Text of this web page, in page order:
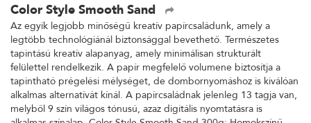
Color Style Smooth Sand
Az egyik legjobb minőségű kreatív papírcsaládunk, amely a
legtöbb technológiánál biztonsággal bevethető. Természetes
tapintású kreatív alapanyag, amely minimálisan strukturált
felülettel rendelkezik. A papír megfelelő volumene biztosítja a
tapintható prégelési mélységet, de dombornyomáshoz is kiválóan
alkalmas alternatívát kínál. A papírcsaládnak jelenleg 13 tagja van,
melyből 9 szín világos tónusú, azaz digitális nyomtatásra is